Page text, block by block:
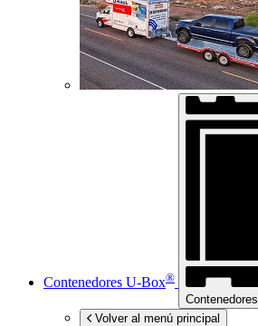
Contenedores U-Box®
Contenedores
Volver al menú principal